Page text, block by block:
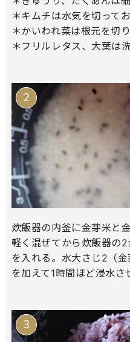
＊キムチは水気を切ってお
＊かいわれ菜は根元を切り
＊フリルレタス、大葉は
炊飯器の内釜に金芽米と
軽く混ぜてから炊飯器の2
を入れる。水大さじ2（金
を加えて1時間ほど浸水さ